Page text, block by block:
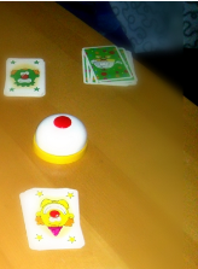
gezockt!
Auf
dem
Stuhl
um
den
Stuhl